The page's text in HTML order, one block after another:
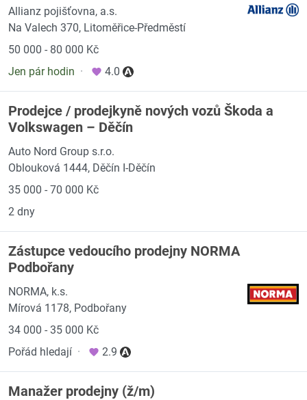
Allianz pojišťovna, a.s.
Na Valech 370, Litoměřice-Předměstí
50 000 - 80 000 Kč
Jen pár hodin · 4.0
Prodejce / prodejkyně nových vozů Škoda a
Volkswagen – Děčín
Auto Nord Group s.r.o.
Oblouková 1444, Děčín I-Děčín
35 000 - 70 000 Kč
2 dny
Zástupce vedoucího prodejny NORMA
Podbořany
NORMA, k.s.
Mírová 1178, Podbořany
34 000 - 35 000 Kč
Pořád hledají · 2.9
Manažer prodejny (ž/m)